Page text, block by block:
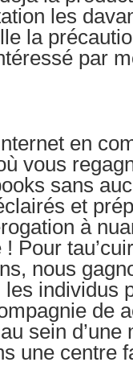
les
la
par
en
vous
sans
et
à
Pour
nous
individus
de
sein d’une
une centre